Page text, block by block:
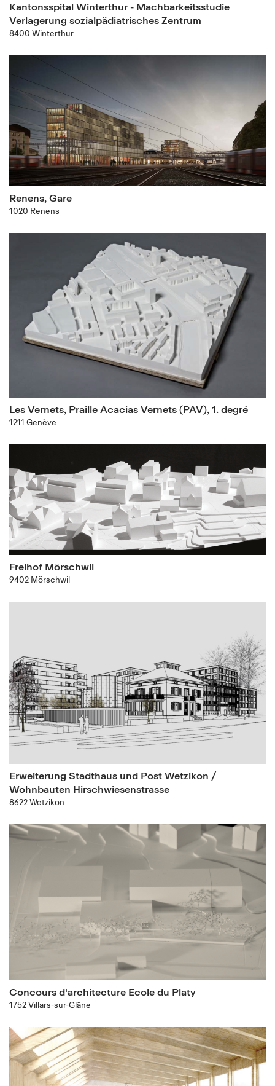
Kantonsspital Winterthur - Machbarkeitsstudie
Verlagerung sozialpädiatrisches Zentrum
8400 Winterthur
Renens, Gare
1020 Renens
Les Vernets, Praille Acacias Vernets (PAV), 1. degré
1211 Genève
Freihof Mörschwil
9402 Mörschwil
Erweiterung Stadthaus und Post Wetzikon /
Wohnbauten Hirschwiesenstrasse
8622 Wetzikon
Concours d'architecture Ecole du Platy
1752 Villars-sur-Glâne